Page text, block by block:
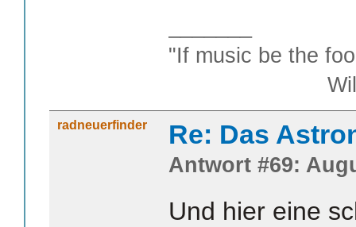
"If music be the
William
radneuerfinder Re: Das
Antwort #69:
Und hier eine